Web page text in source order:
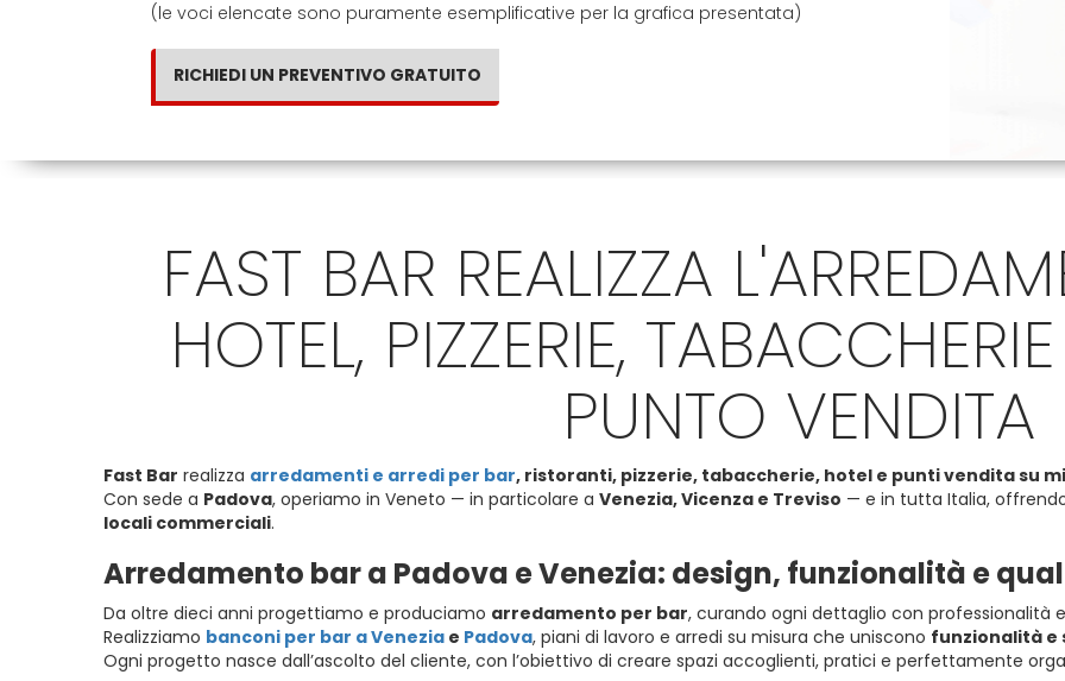
(le voci elencate sono puramente esemplificative per la grafica presentata)
RICHIEDI UN PREVENTIVO GRATUITO
FAST BAR REALIZZA
HOTEL, PIZZERIE,
PUNTO VENDITA
Fast Bar realizza arredamenti e arredi per bar, ristoranti, pizzerie, tabaccherie, hotel e punti vendita su
Con sede a Padova, operiamo in Veneto — in particolare a Venezia, Vicenza e Treviso — e in tutta Italia,
locali commerciali.
Arredamento bar a Padova e Venezia: design, funzionalità e
Da oltre dieci anni progettiamo e produciamo arredamento per bar, curando ogni dettaglio con professionalità
Realizziamo banconi per bar a Venezia e Padova, piani di lavoro e arredi su misura che uniscono funzionalità e
Ogni progetto nasce dall’ascolto del cliente, con l’obiettivo di creare spazi accoglienti, pratici e perfettamente